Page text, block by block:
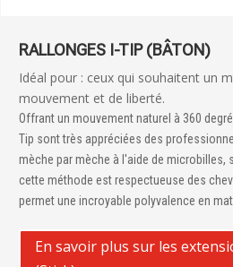
RALLONGES I-TIP (BÂTON)
Idéal pour : ceux qui souhaitent un
mouvement et de liberté.
Offrant un mouvement naturel à 360
Tip sont très appréciées des
mèche par mèche à l'aide de microbilles,
cette méthode est respectueuse des
permet une incroyable polyvalence en
En savoir plus sur les